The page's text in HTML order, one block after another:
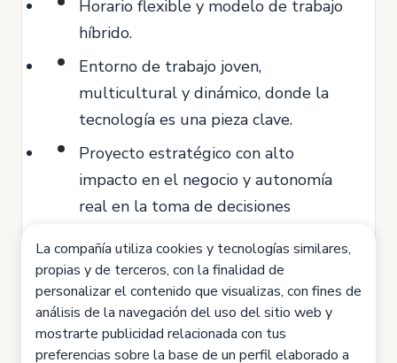
Horario flexible y modelo de trabajo
híbrido.
Entorno de trabajo joven,
multicultural y dinámico, donde la
tecnología es una pieza clave.
Proyecto estratégico con alto
impacto en el negocio y autonomía
real en la toma de decisiones
Oportunidades constantes de
aprendizaje y desarrollo profesional
dentro del equipo de Sistemas.
Descuentos exclusivos en productos
La compañía utiliza cookies y tecnologías similares,
propias y de terceros, con la finalidad de
personalizar el contenido que visualizas, con fines de
análisis de la navegación del uso del sitio web y
mostrarte publicidad relacionada con tus
preferencias sobre la base de un perfil elaborado a